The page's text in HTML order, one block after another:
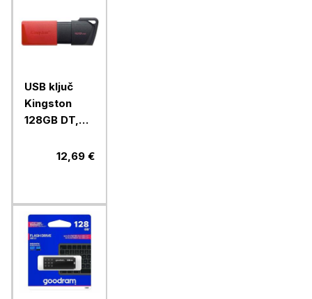
USB ključ
Kingston
128GB DT,
Gen1, črno
12,69 €